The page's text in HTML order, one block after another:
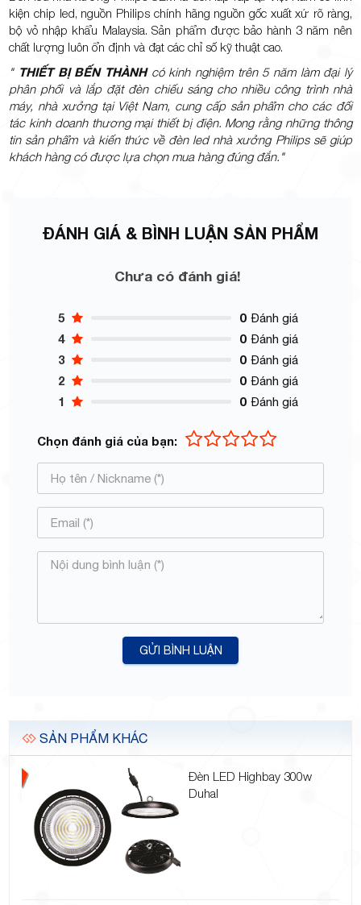
kiện chip led, nguồn Philips chính hãng nguồn gốc xuất xứ rõ ràng,
bộ vỏ nhập khẩu Malaysia. Sản phẩm được bảo hành 3 năm nên
chất lượng luôn ổn định và đạt các chỉ số kỹ thuật cao.
" THIẾT BỊ BẾN THÀNHcó kinh nghiệm trên 5 năm làm đại lý
phân phối và lắp đặt đèn chiếu sáng cho nhiều công trình nhà
máy, nhà xưởng tại Việt Nam, cung cấp sản phẩm cho các đối
tác kinh doanh thương mại thiết bị điện. Mong rằng những thông
tin sản phẩm và kiến thức về đèn led nhà xưởng Philips sẽ giúp
khách hàng có được lựa chọn mua hàng đúng đắn."
ĐÁNH GIÁ & BÌNH LUẬN SẢN PHẨM
Chưa có đánh giá!
5 0 Đánh giá
4 0 Đánh giá
3 0 Đánh giá
2 0 Đánh giá
1 0 Đánh giá
Chọn đánh giá của bạn:
GỬI BÌNH LUẬN
SẢN PHẨM KHÁC
Đèn LED Highbay 300w
Duhal